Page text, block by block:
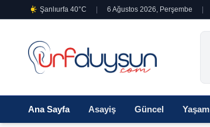
Şanlıurfa 40°C 6 Ağustos 2026, Perşembe
Ana Sayfa Asayiş Güncel Yaşam